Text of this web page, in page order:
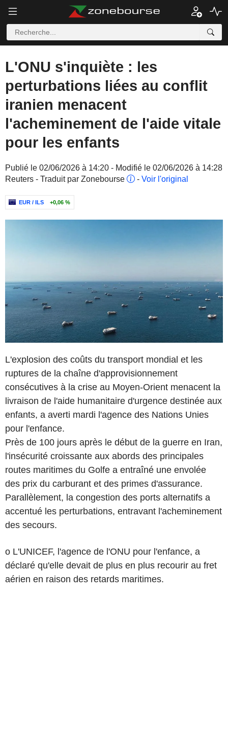
L'ONU s'inquiète : les
perturbations liées au conflit
iranien menacent
l'acheminement de l'aide vitale
pour les enfants
Publié le 02/06/2026 à 14:20 - Modifié le 02/06/2026 à 14:28
Reuters - Traduit par Zonebourse
- Voir l'original
EUR / ILS +0,06 %
L'explosion des coûts du transport mondial et les
ruptures de la chaîne d'approvisionnement
consécutives à la crise au Moyen-Orient menacent la
livraison de l'aide humanitaire d'urgence destinée aux
enfants, a averti mardi l'agence des Nations Unies
pour l'enfance.
Près de 100 jours après le début de la guerre en Iran,
l'insécurité croissante aux abords des principales
routes maritimes du Golfe a entraîné une envolée
des prix du carburant et des primes d'assurance.
Parallèlement, la congestion des ports alternatifs a
accentué les perturbations, entravant l'acheminement
des secours.
o L'UNICEF, l'agence de l'ONU pour l'enfance, a
déclaré qu'elle devait de plus en plus recourir au fret
aérien en raison des retards maritimes.